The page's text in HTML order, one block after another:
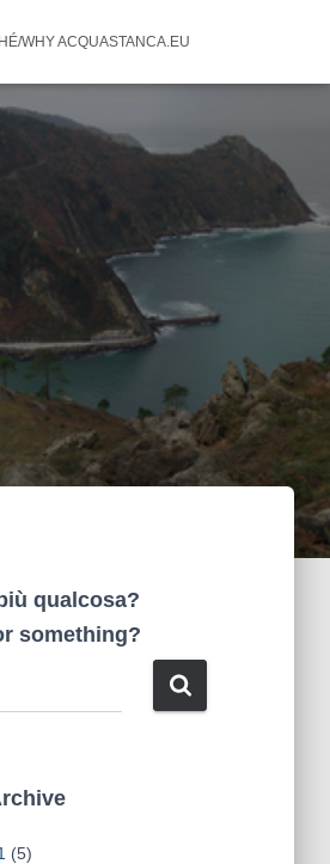
WHY ACQUASTANCA.EU
qualcosa?
something?
(5)